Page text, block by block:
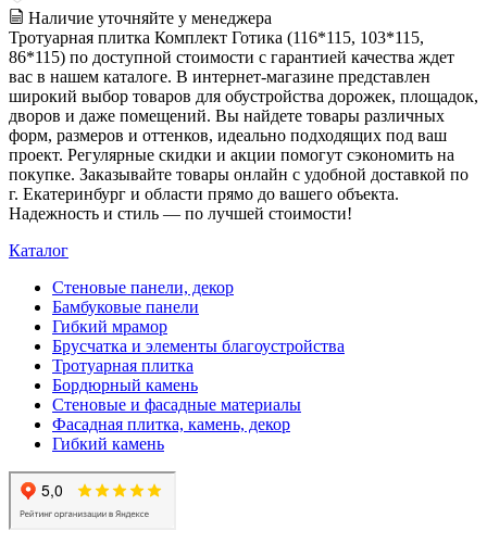
Наличие уточняйте у менеджера
Тротуарная плитка Комплект Готика (116*115, 103*115,
86*115) по доступной стоимости с гарантией качества ждет
вас в нашем каталоге. В интернет-магазине представлен
широкий выбор товаров для обустройства дорожек, площадок,
дворов и даже помещений. Вы найдете товары различных
форм, размеров и оттенков, идеально подходящих под ваш
проект. Регулярные скидки и акции помогут сэкономить на
покупке. Заказывайте товары онлайн с удобной доставкой по
г. Екатеринбург и области прямо до вашего объекта.
Надежность и стиль — по лучшей стоимости!
Каталог
Стеновые панели, декор
Бамбуковые панели
Гибкий мрамор
Брусчатка и элементы благоустройства
Тротуарная плитка
Бордюрный камень
Стеновые и фасадные материалы
Фасадная плитка, камень, декор
Гибкий камень